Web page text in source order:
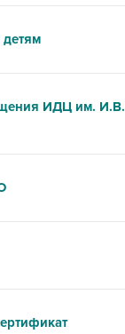
ИДЦ им. И.В.